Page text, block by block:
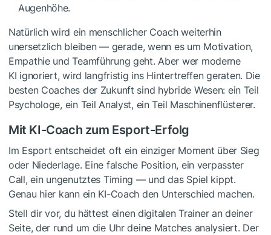
Augenhöhe.
Natürlich wird ein menschlicher Coach weiterhin
unersetzlich bleiben — gerade, wenn es um Motivation,
Empathie und Teamführung geht. Aber wer moderne
KI ignoriert, wird langfristig ins Hintertreffen geraten. Die
besten Coaches der Zukunft sind hybride Wesen: ein Teil
Psychologe, ein Teil Analyst, ein Teil Maschinenflüsterer.
Mit KI-Coach zum Esport-Erfolg
Im Esport entscheidet oft ein einziger Moment über Sieg
oder Niederlage. Eine falsche Position, ein verpasster
Call, ein ungenutztes Timing — und das Spiel kippt.
Genau hier kann ein KI-Coach den Unterschied machen.
Stell dir vor, du hättest einen digitalen Trainer an deiner
Seite, der rund um die Uhr deine Matches analysiert. Der